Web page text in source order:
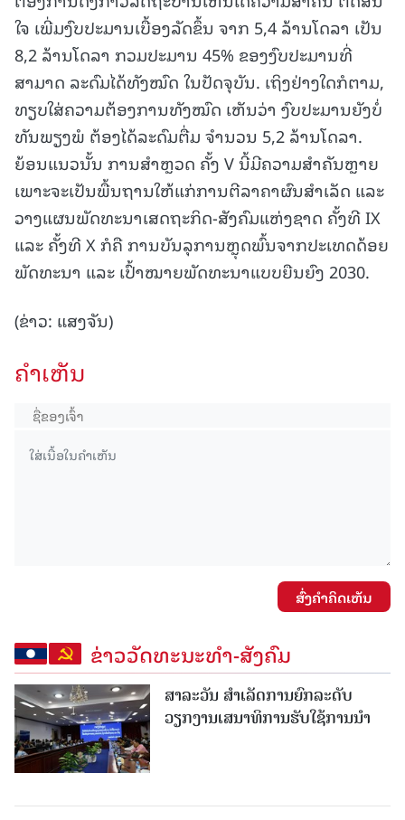
ໃຈ ເພີ່ມງົບປະມານເບື້ອງລັດຂຶ້ນ ຈາກ 5,4 ລ້ານໂດລາ ເປັນ
8,2 ລ້ານໂດລາ ກວມປະມານ 45% ຂອງງົບປະມານທີ່
ສາມາດ ລະດົມໄດ້ທັງໝົດ ໃນປັດຈຸບັນ. ເຖິງຢ່າງໃດກໍຕາມ,
ທຽບໃສ່ຄວາມຕ້ອງການທັງໝົດ ເຫັນວ່າ ງົບປະມານຍັງບໍ່
ທັນພຽງພໍ ຕ້ອງໄດ້ລະດົມຕື່ມ ຈໍານວນ 5,2 ລ້ານໂດລາ.
ຍ້ອນແນວນັ້ນ ການສໍາຫຼວດ ຄັ້ງ V ນີ້ມີຄວາມສໍາຄັນຫຼາຍ
ເພາະຈະເປັນພື້ນຖານໃຫ້ແກ່ການຕີລາຄາຜົນສໍາເລັດ ແລະ
ວາງແຜນພັດທະນາເສດຖະກິດ-ສັງຄົມແຫ່ງຊາດ ຄັ້ງທີ IX
ແລະ ຄັ້ງທີ X ກໍຄື ການບັນລຸການຫຼຸດພົ້ນຈາກປະເທດດ້ອຍ
ພັດທະນາ ແລະ ເປົ້າໝາຍພັດທະນາແບບຍືນຍົງ 2030.
(ຂ່າວ: ແສງຈັນ)
ຄໍາເຫັນ
ສົ່ງຄໍາຄິດເຫັນ
ຂ່າວວັດທະນະທຳ-ສັງຄົມ
ສາລະວັນ ສໍາເລັດການຍົກລະດັບ
ວຽກງານເສນາທິການຮັບໃຊ້ການນໍາ